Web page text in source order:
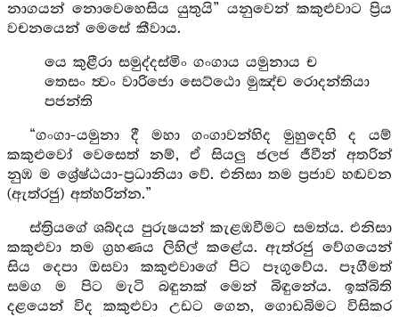
නාගයන් නොවෙහෙසිය යුතුයි” යනුවෙන් කකුළුවාට ප්‍රිය
වචනයෙන් මෙසේ කීවාය.
යෙ කුළීරා සමුද්දස්මිං ගංගාය යමුනාය ච
තෙසං ත්‍වං වාරිජො සෙට්ඨො මුඤ්ච රොදන්තියා
පජන්ති
“ගංගා-යමුනා දී මහා ගංගාවන්හිද මුහුදෙහි ද යම්
කකුළුවෝ වෙසෙත් නම්, ඒ සියලු ජලජ ජීවීන් අතරින්
නුඹ ම ශ්‍රේෂ්ඨයා-ප්‍රධානියා වේ. එනිසා තම ප්‍රජාව හඬවන
(ඇත්රජු) අත්හරින්න.”
ස්ත්‍රියගේ ශබ්දය පුරුෂයන් කැළඹවීමට සමත්ය. එනිසා
කකුළුවා තම ග්‍රහණය ලිහිල් කළේය. ඇත්රජු වේගයෙන්
සිය දෙපා ඔසවා කකුළුවාගේ පිට පෑගුවේය. පෑගීමත්
සමග ම පිට මැටි බඳුනක් මෙන් බිඳුනේය. ඉක්බිති
දළයෙන් විද කකුළුවා උඩට ගෙන, ගොඩබිමට විසිකර